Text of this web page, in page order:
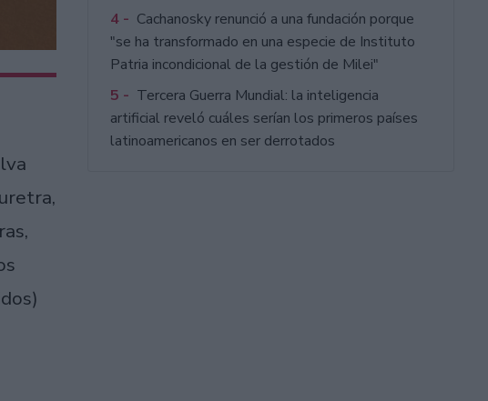
4 - Cachanosky renunció a una fundación porque
"se ha transformado en una especie de Instituto
Patria incondicional de la gestión de Milei"
5 - Tercera Guerra Mundial: la inteligencia
artificial reveló cuáles serían los primeros países
latinoamericanos en ser derrotados